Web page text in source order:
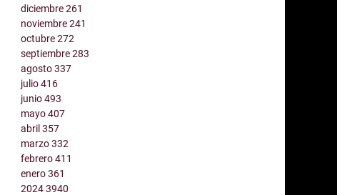
diciembre261
noviembre241
octubre272
septiembre283
agosto337
julio416
junio493
mayo407
abril357
marzo332
febrero411
enero361
20243940